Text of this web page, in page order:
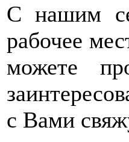
С нашим
рабочее
можете
с Вами